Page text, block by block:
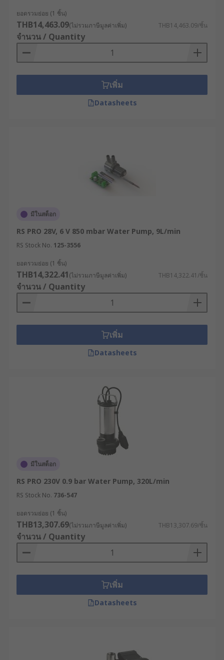
or solid matter?
Amount of water
– What is the amount of
water to be moved or drained? This is
essential as pumps have a maximum flow
Inlet and outlet points- Does the pump
selected require solid pipework or hose for
the inlet and outlet points. What is the size
- Are the seals within the
pump suitable for the job?
Centrifugal water pumps are ideal for
pumping higher flow rates
Dirty water pumps are ideal for pumping
dirty or foul water
Submersible water pumps are ideal for
pumping flooded areas, submersible pumps
usually have the option of a float switch
Petrol water pumps are ideal for draining
out ditches and trenches
Applications
Waste water processing plants, irrigation
Food and beverage production
Oil and energy, power plants and refineries
Water feature and ponds
Aquarium and fish tanks
Water Pumps can help support a healthy
building by improving Water Quality
ยอดรวมย่อย (1 ชิ้น)
THB14,463.09(ไม่รวมภาษีมูลค่าเพิ่ม) THB14,463.09/ชิ้น
จำนวน / Quantity
เพิ่ม
Datasheets
มีในสต็อก
RS PRO 28V, 6 V 850 mbar Water Pump, 9L/min
RS Stock No. 125-3556
ยอดรวมย่อย (1 ชิ้น)
THB14,322.41(ไม่รวมภาษีมูลค่าเพิ่ม) THB14,322.41/ชิ้น
จำนวน / Quantity
เพิ่ม
Datasheets
มีในสต็อก
RS PRO 230V 0.9 bar Water Pump, 320L/min
RS Stock No. 736-547
ยอดรวมย่อย (1 ชิ้น)
THB13,307.69(ไม่รวมภาษีมูลค่าเพิ่ม) THB13,307.69/ชิ้น
จำนวน / Quantity
เพิ่ม
Datasheets